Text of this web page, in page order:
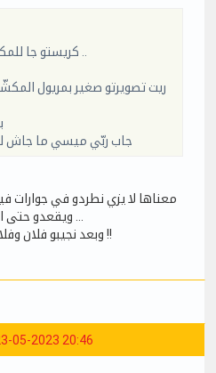
ريت تصويرتو صغير بمريول
جاب ربّي ميسي ما جاش
معناها لا يزي نطردو في جوارات
وبعد نجيبو فلان وفلان إلي كنترول ما يعرفش يعملو !!
05-2023 20:46